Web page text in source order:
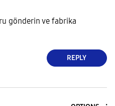
gönderin ve fabrika
REPLY